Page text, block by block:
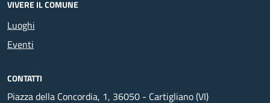
VIVERE IL COMUNE
Luoghi
Eventi
CONTATTI
Piazza della Concordia, 1, 36050 - Cartigliano (VI)